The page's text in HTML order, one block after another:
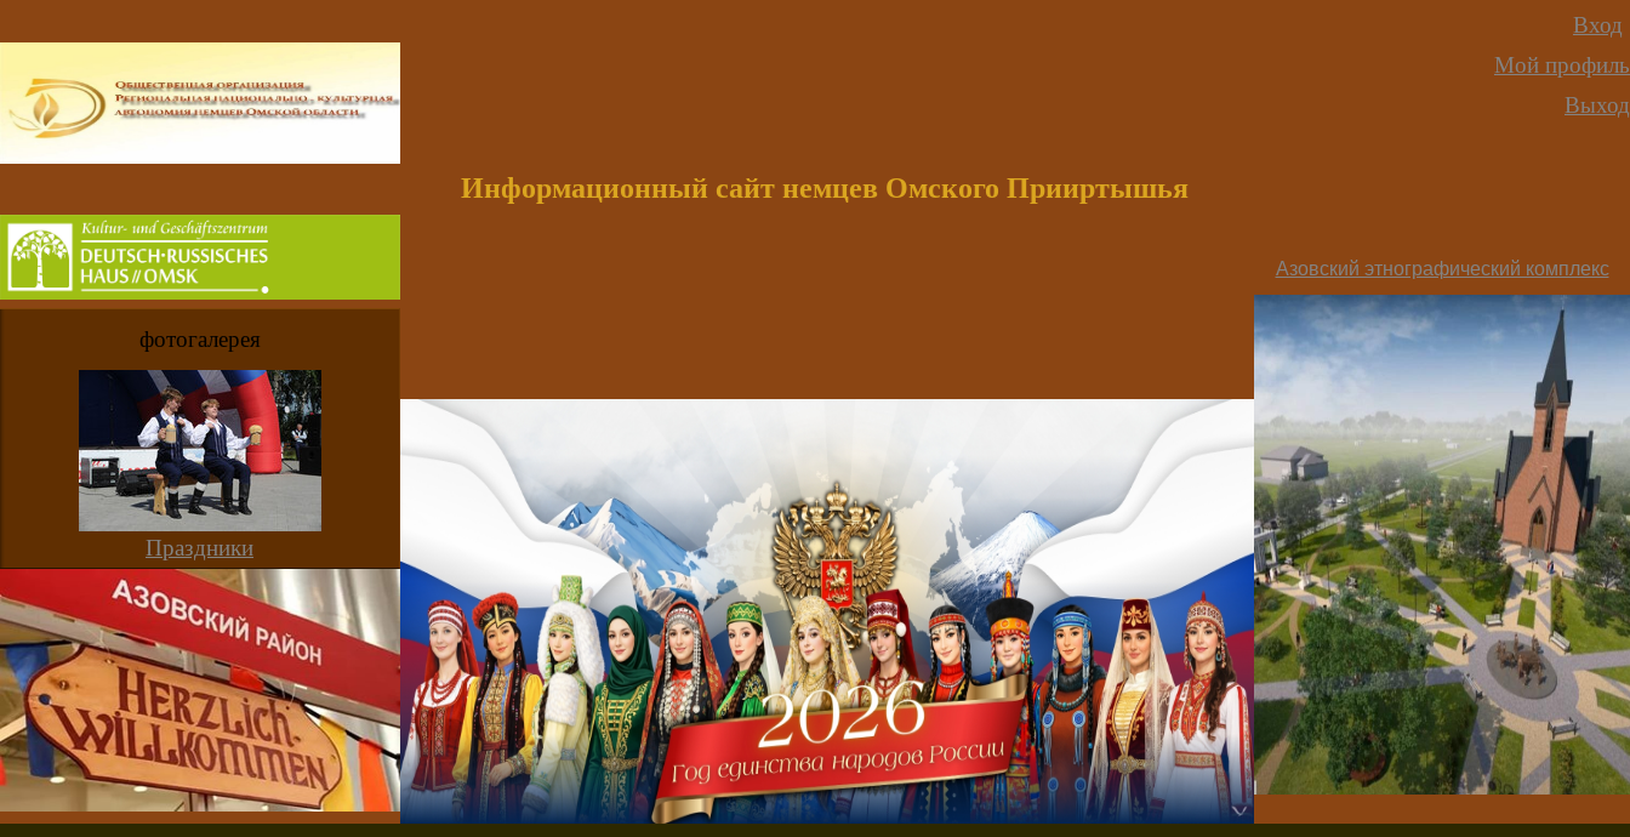
Вход
Мой профиль
Выход
фотогалерея
Праздники
Информационный сайт немцев Омского Прииртышья
Азовский этнографический комплекс